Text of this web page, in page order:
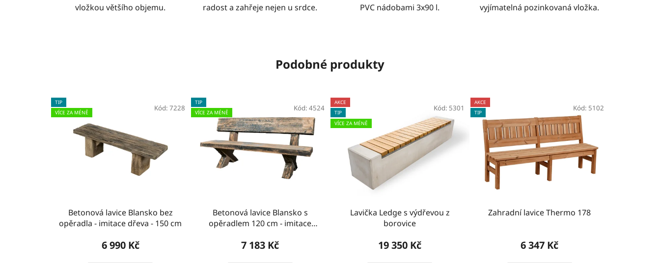
vložkou většího objemu.
radost a zahřeje nejen u srdce.
PVC nádobami 3x90 l.
vyjímatelná pozinkovaná vložka.
Podobné produkty
TIP
VÍCE ZA MÉNĚ
Betonová lavice Blansko bez
opěradla - imitace dřeva - 150 cm
6 990 Kč
Kód: 7228
TIP
VÍCE ZA MÉNĚ
Betonová lavice Blansko s
opěradlem 120 cm - imitace
7 183 Kč
Kód: 4524
AKCE
TIP
VÍCE ZA MÉNĚ
Lavička Ledge s výdřevou z
borovice
19 350 Kč
Kód: 5301
AKCE
TIP
Zahradní lavice Thermo 178
6 347 Kč
Kód: 5102